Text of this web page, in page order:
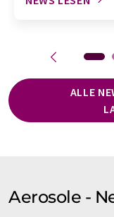
ALLE
Aerosole -